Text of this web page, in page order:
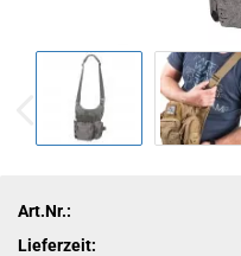
Art.Nr.:
Lieferzeit: